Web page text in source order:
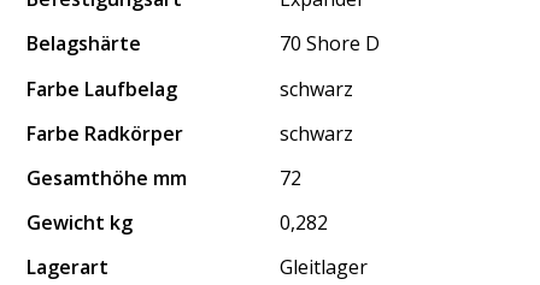
Belagshärte
70 Shore D
Farbe Laufbelag
schwarz
Farbe Radkörper
schwarz
Gesamthöhe mm
72
Gewicht kg
0,282
Lagerart
Gleitlager